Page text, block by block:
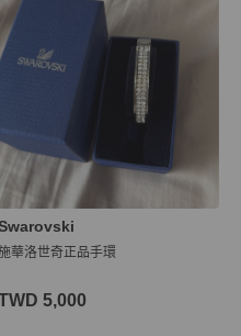
華洛世奇正品手環
5,000